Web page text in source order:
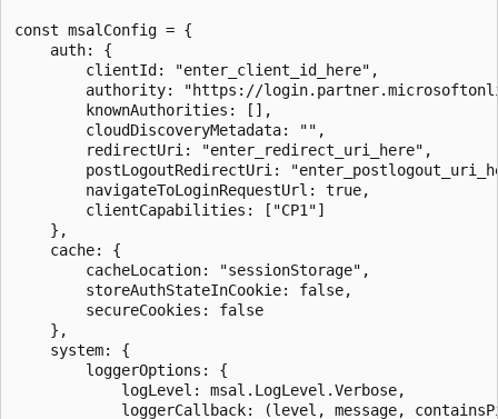
const msalConfig = {
    auth: {
        clientId: "enter_client_id_here",
authority: "https://
        knownAuthorities: [],
        cloudDiscoveryMetadata: "",
        redirectUri: "enter_redirect_uri_here",
postLogoutRedirectUri:
        navigateToLoginRequestUrl: true,
        clientCapabilities: ["CP1"]
    },
    cache: {
        cacheLocation: "sessionStorage",
        storeAuthStateInCookie: false,
        secureCookies: false
    },
    system: {
        loggerOptions: {
            logLevel: msal.LogLevel.Verbose,
loggerCallback: (level, message,